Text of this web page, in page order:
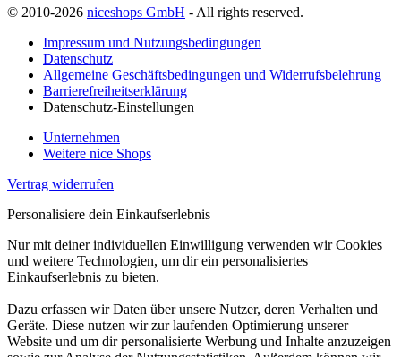
© 2010-2026 niceshops GmbH - All rights reserved.
Impressum und Nutzungsbedingungen
Datenschutz
Allgemeine Geschäftsbedingungen und Widerrufsbelehrung
Barrierefreiheitserklärung
Datenschutz-Einstellungen
Unternehmen
Weitere nice Shops
Vertrag widerrufen
Personalisiere dein Einkaufserlebnis
Nur mit deiner individuellen Einwilligung verwenden wir Cookies
und weitere Technologien, um dir ein personalisiertes
Einkaufserlebnis zu bieten.
Dazu erfassen wir Daten über unsere Nutzer, deren Verhalten und
Geräte. Diese nutzen wir zur laufenden Optimierung unserer
Website und um dir personalisierte Werbung und Inhalte anzuzeigen